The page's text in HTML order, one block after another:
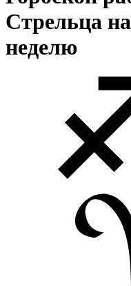
Стрельца
неделю